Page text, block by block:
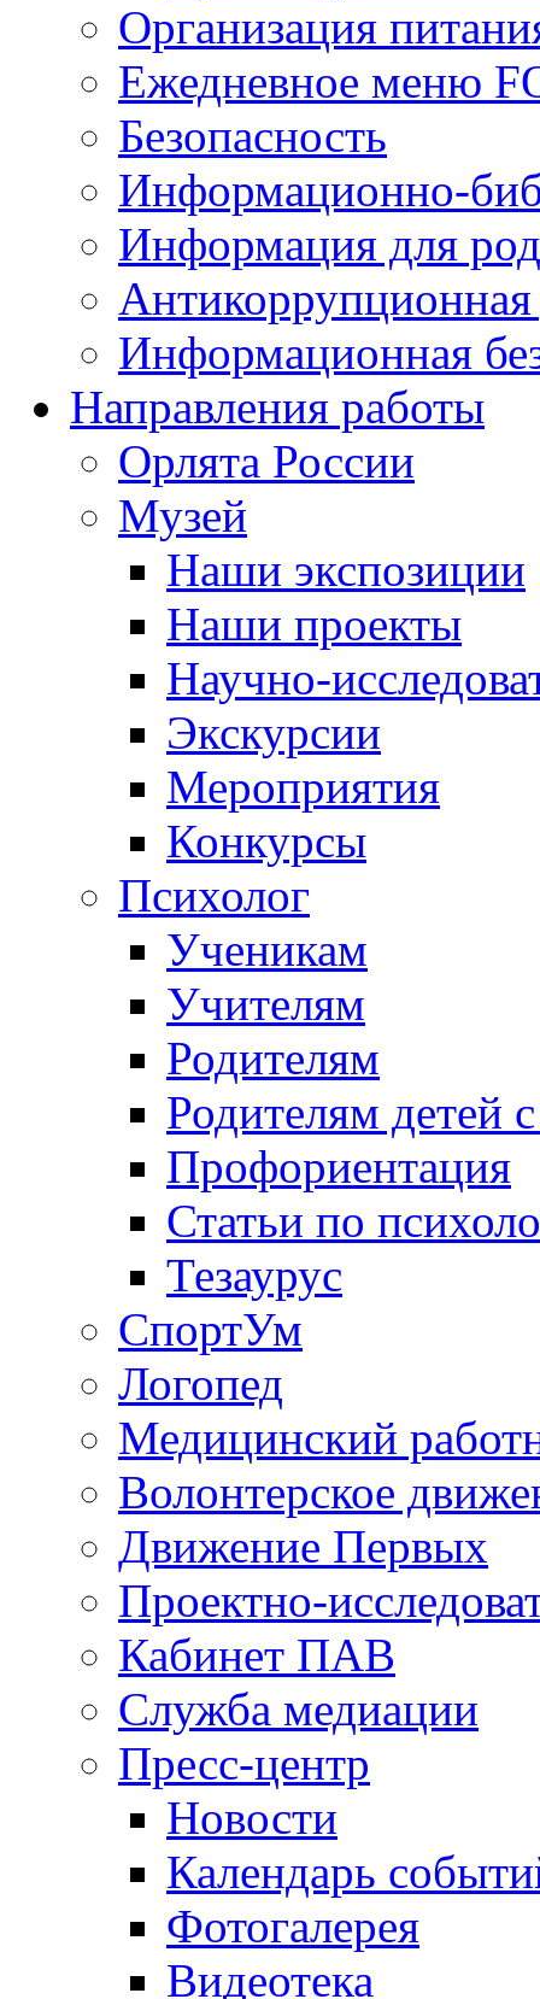
Организация
Ежедневное меню
Безопасность
Информационно-
Информация для
Антикоррупционная
Информационная
Направления работы
Орлята России
Музей
Наши экспозиции
Наши проекты
Научно-
Экскурсии
Мероприятия
Конкурсы
Психолог
Ученикам
Учителям
Родителям
Родителям детей
Профориентация
Статьи по
Тезаурус
СпортУм
Логопед
Медицинский
Волонтерское
Движение Первых
Проектно-
Кабинет ПАВ
Служба медиации
Пресс-центр
Новости
Календарь
Фотогалерея
Видеотека